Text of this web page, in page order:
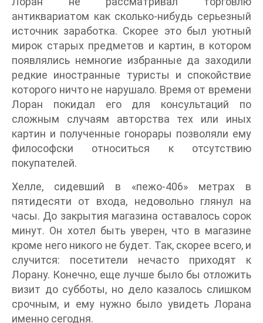
антиквариатом как сколько-нибудь серьезный
источник заработка. Скорее это был уютный
мирок старых предметов и картин, в котором
появлялись немногие избранные да заходили
редкие иностранные туристы и спокойствие
которого ничто не нарушало. Время от времени
Лоран покидал его для консультаций по
сложным случаям авторства тех или иных
картин и полученные гонорары позволяли ему
философски относиться к отсутствию
покупателей.
Хелле, сидевший в «пежо-406» метрах в
пятидесяти от входа, недовольно глянул на
часы. До закрытия магазина оставалось сорок
минут. Он хотел быть уверен, что в магазине
кроме него никого не будет. Так, скорее всего, и
случится: посетители нечасто приходят к
Лорану. Конечно, еще лучше было бы отложить
визит до субботы, но дело казалось слишком
срочным, и ему нужно было увидеть Лорана
именно сегодня.